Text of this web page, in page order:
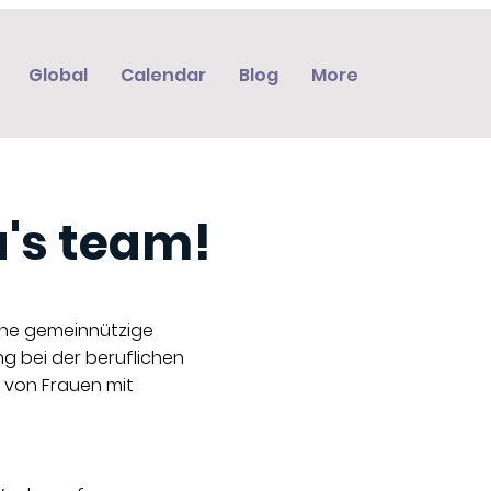
Global Calendar Blog More
team!
gemeinnützige
bei der beruflichen
Frauen mit